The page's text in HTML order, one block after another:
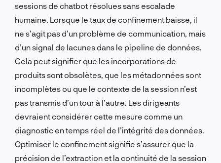
sessions de chatbot résolues sans escalade
humaine. Lorsque le taux de confinement baisse, il
ne s’agit pas d’un problème de communication, mais
d’un signal de lacunes dans le pipeline de données.
Cela peut signifier que les incorporations de
produits sont obsolètes, que les métadonnées sont
incomplètes ou que le contexte de la session n’est
pas transmis d’un tour à l’autre. Les dirigeants
devraient considérer cette mesure comme un
diagnostic en temps réel de l’intégrité des données.
Optimiser le confinement signifie s’assurer que la
précision de l’extraction et la continuité de la session